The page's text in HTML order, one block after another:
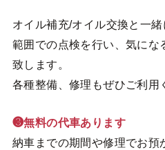
オイル補充/オイル交換と一
範囲での点検を行い、気にな
致します。
各種整備、修理もぜひご利用
❸無料の代車あります
納車までの期間や修理でお預